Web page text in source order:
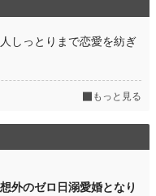
しっとりまで恋愛を紡ぎ
もっと見る
外のゼロ日溺愛婚となり